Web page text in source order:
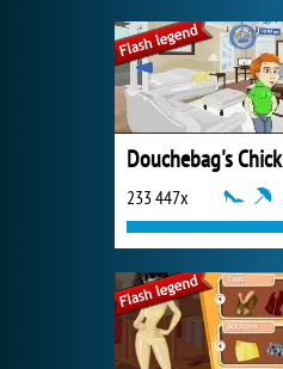
Douchebag's Chick
233 447x